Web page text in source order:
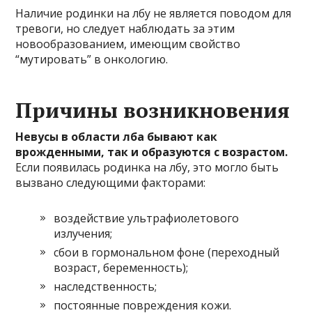
Наличие родинки на лбу не является поводом для
тревоги, но следует наблюдать за этим
новообразованием, имеющим свойство
“мутировать” в онкологию.
Причины возникновения
Невусы в области лба бывают как
врожденными, так и образуются с возрастом.
Если появилась родинка на лбу, это могло быть
вызвано следующими факторами:
воздействие ультрафиолетового
излучения;
сбои в гормональном фоне (переходный
возраст, беременность);
наследственность;
постоянные повреждения кожи.